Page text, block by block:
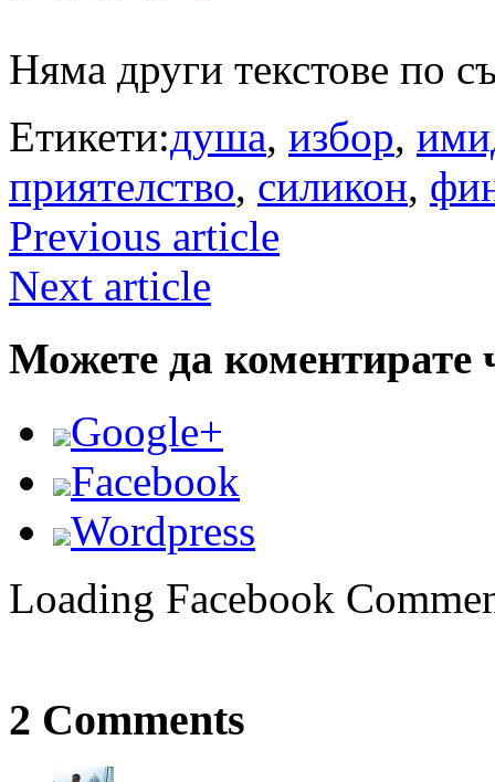
Няма други текстове по
Етикети:душа, избор,
приятелство, силикон,
Previous article
Next article
Можете да коментирате
Google+
Facebook
Wordpress
Loading Facebook
2 Comments